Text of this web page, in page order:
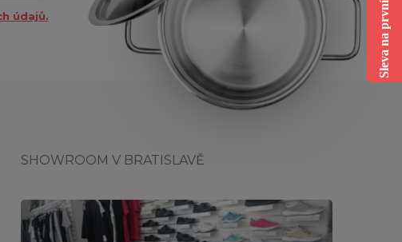
údajů.
SHOWROOM V BRATISLAVĚ